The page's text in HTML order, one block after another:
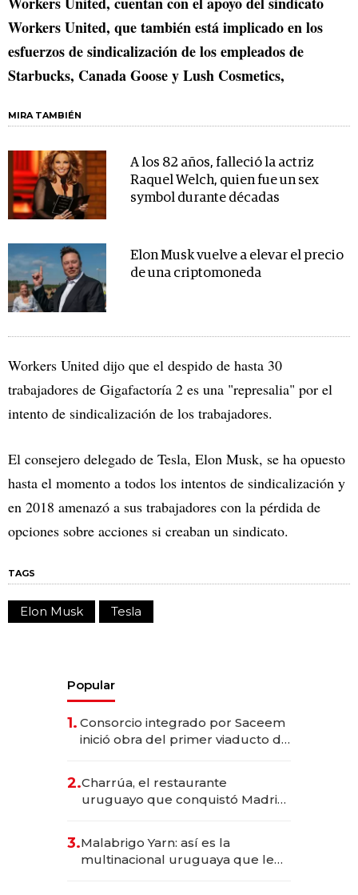
Workers United, que también está implicado en los
esfuerzos de sindicalización de los empleados de
Starbucks, Canada Goose y Lush Cosmetics,
MIRA TAMBIÉN
A los 82 años, falleció la actriz
Raquel Welch, quien fue un sex
symbol durante décadas
Elon Musk vuelve a elevar el precio
de una criptomoneda
Workers United dijo que el despido de hasta 30
trabajadores de Gigafactoría 2 es una "represalia" por el
intento de sindicalización de los trabajadores.
El consejero delegado de Tesla, Elon Musk, se ha opuesto
hasta el momento a todos los intentos de sindicalización y
en 2018 amenazó a sus trabajadores con la pérdida de
opciones sobre acciones si creaban un sindicato.
TAGS
Elon Musk Tesla
Popular
1. Consorcio integrado por Saceem
inició obra del primer viaducto de
millones
2.Charrúa, el restaurante
uruguayo que conquistó Madrid:
anticipación y prepara apertura
3.Malabrigo Yarn: así es la
multinacional uruguaya que le